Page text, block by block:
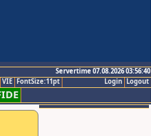
Servertime 07.08.2026 03:56:40
Logout
Login
VIE FontSize:11pt